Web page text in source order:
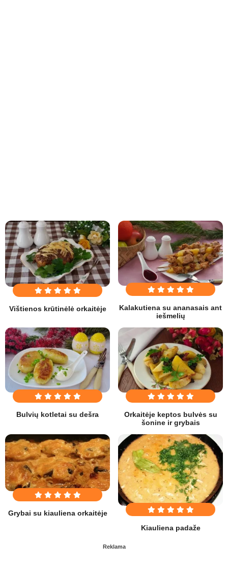
Vištienos krūtinėlė orkaitėje
Kalakutiena su ananasais ant
iešmelių
Bulvių kotletai su dešra
Orkaitėje keptos bulvės su
šonine ir grybais
Grybai su kiauliena orkaitėje
Kiauliena padaže
Reklama